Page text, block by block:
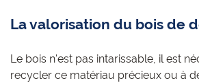
La valorisation du bois de
Le bois n'est pas intarissable, il est
recycler ce matériau précieux ou à